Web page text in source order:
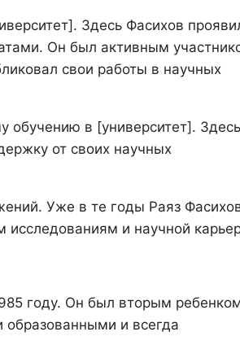
Здесь Фасихов
Он был активным
свои работы в научных
обучению в [университет].
от своих научных
Уже в те годы Раяз
исследованиям и научной
году. Он был вторым
и всегда